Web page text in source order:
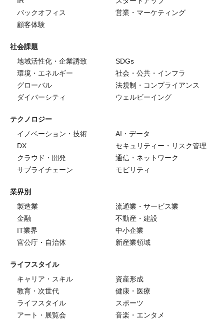
バックオフィス
営業・マーケティング
顧客体験
社会課題
地域活性化・企業誘致
SDGs
環境・エネルギー
社会・公共・インフラ
グローバル
法規制・コンプライアンス
ダイバーシティ
ウェルビーイング
テクノロジー
イノベーション・技術
AI・データ
DX
セキュリティー・リスク管理
クラウド・開発
通信・ネットワーク
サプライチェーン
モビリティ
業界別
製造業
流通業・サービス業
金融
不動産・建設
IT業界
中小企業
官公庁・自治体
新産業領域
ライフスタイル
キャリア・スキル
資産形成
教育・次世代
健康・医療
ライフスタイル
スポーツ
アート・展覧会
音楽・エンタメ